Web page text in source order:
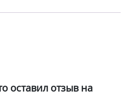
оставил отзыв на